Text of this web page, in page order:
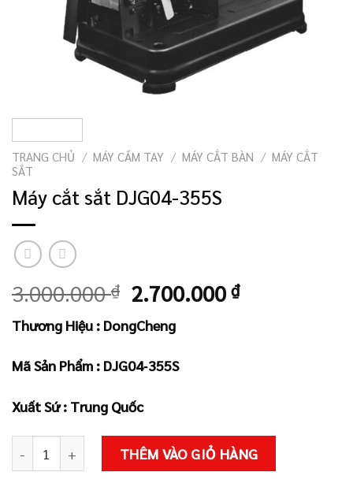
TRANG CHỦ / MÁY CẦM TAY / MÁY CẮT BÀN / MÁY CẮT
SẮT
Máy cắt sắt DJG04-355S
3.000.000₫ Giá
gốc
là:
3.000.000 ₫.
2.700.000₫Giá
Thương Hiệu : DongCheng
Mã Sản Phẩm : DJG04‑355S
Xuất Sứ : Trung Quốc
Máy cắt sắt DJG04-355S số lượng
THÊM VÀO GIỎ HÀNG